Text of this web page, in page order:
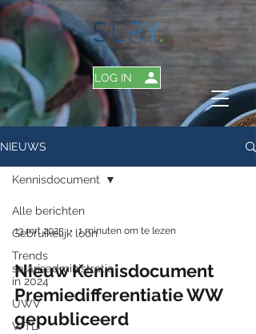
LOG IN
NIEUWS
Alle berichten
Gebruikelijk loon
Trends
salarisadministratie
in 2024
UWV
WTL
Kennisdocument
13 mrt 2025 1 minuten om te lezen
Nieuw Kennisdocument
Premiedifferentiatie WW
gepubliceerd